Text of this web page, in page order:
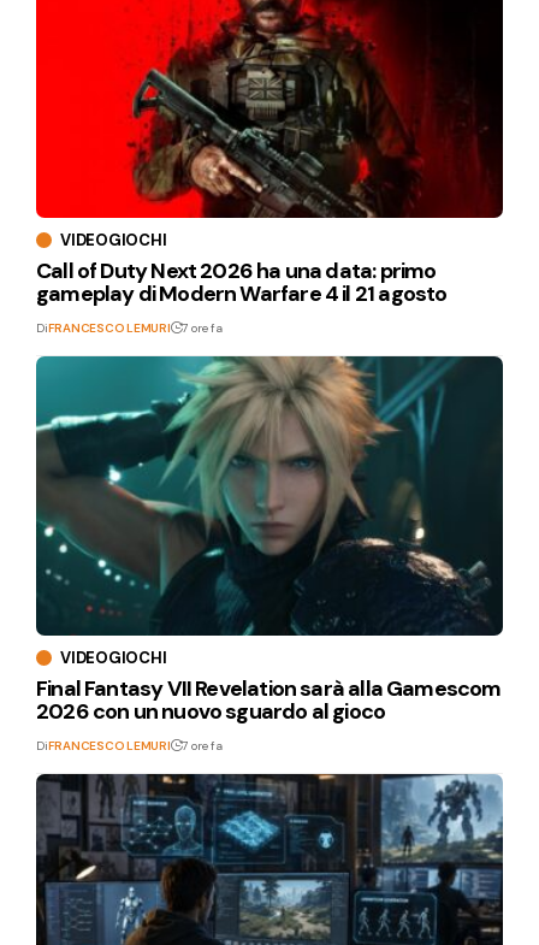
VIDEOGIOCHI
Call of Duty Next 2026 ha una data: primo
gameplay di Modern Warfare 4 il 21 agosto
DiFRANCESCO LEMURI 7 ore fa
VIDEOGIOCHI
Final Fantasy VII Revelation sarà alla Gamescom
2026 con un nuovo sguardo al gioco
DiFRANCESCO LEMURI 7 ore fa